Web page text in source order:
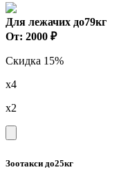
Для лежачих до79кг
От: 2000 ₽
Скидка 15%
x4
x2
Зоотакси до25кг